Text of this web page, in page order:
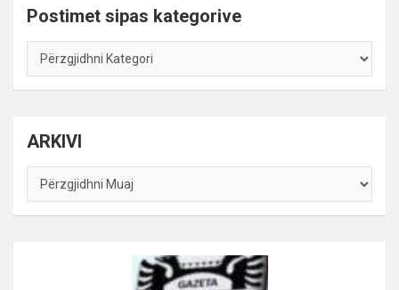
Postimet sipas kategorive
Postimet
kategorive
ARKIVI
ARKIVI